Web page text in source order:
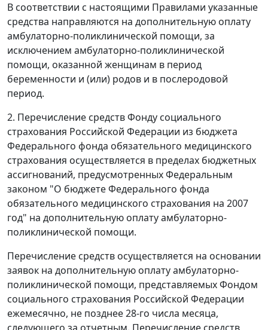
В соответствии с настоящими Правилами указанные
средства направляются на дополнительную оплату
амбулаторно-поликлинической помощи, за
исключением амбулаторно-поликлинической
помощи, оказанной женщинам в период
беременности и (или) родов и в послеродовой
период.
2. Перечисление средств Фонду социального
страхования Российской Федерации из бюджета
Федерального фонда обязательного медицинского
страхования осуществляется в пределах бюджетных
ассигнований, предусмотренных Федеральным
законом "О бюджете Федерального фонда
обязательного медицинского страхования на 2007
год" на дополнительную оплату амбулаторно-
поликлинической помощи.
Перечисление средств осуществляется на основании
заявок на дополнительную оплату амбулаторно-
поликлинической помощи, представляемых Фондом
социального страхования Российской Федерации
ежемесячно, не позднее 28-го числа месяца,